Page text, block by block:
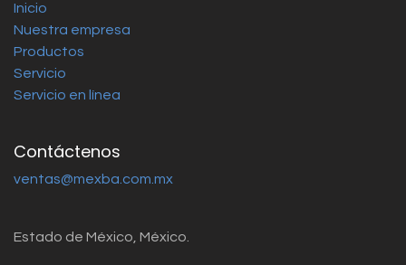
Inicio
Nuestra empresa
Productos
Servicio
Servicio en línea
Contáctenos
ventas@mexba.com.mx
Estado de México, México.